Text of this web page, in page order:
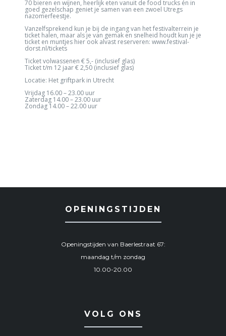
70 bieren en wijnen, heerlijk eten vanuit de food trucks én in
goed gezelschap geniet je samen van een zwoel Utregs
nazomerfeestje.
Vanzelfsprekend kun je bij de ingang van het festivalterrein je
ticket halen, maar als je van gemak en snelheid houdt kun je je
ticket en muntjes hier ook alvast reserveren: www.festival-
dorst.nl/tickets
Ticket volwassenen € 5,- (inclusief glas)
Ticket t/m 12 jaar € 2,50 (inclusief glas)
Locatie: Het griftpark in Utrecht
Vrijdag 16.00 – 23.00 uur
Zaterdag 14.00 – 23.00 uur
Zondag 14.00 – 22.00 uur
OPENINGSTIJDEN
Openingstijden van Baerlestraat 67:
maandag t/m zondag
10.00-20.00
VOLG ONS